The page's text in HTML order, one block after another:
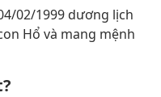
02/1999 dương lịch
Hổ và mang mệnh